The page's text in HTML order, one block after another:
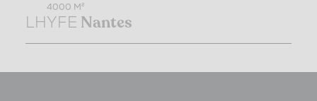
4000 M²
LHYFE Nantes